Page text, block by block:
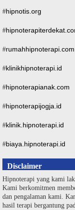
#hipnotis.org
#
#rumahhipnoterapi.com
#klinikhipnoterapi.id
#hipnoterapianak.com
#hipnoterapijogja.id
#klinik.hipnoterapi.id
#biaya.hipnoterapi.id
Disclaimer
Hipnoterapi yang kami
Kami berkomitmen
dan pengalaman kami.
hasil terapi bergantung